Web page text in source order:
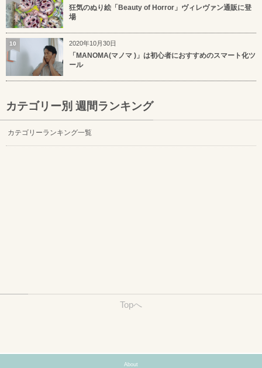
狂気のぬり絵「Beauty of Horror」ヴィレヴァン通販に登
場
2020年10月30日
「MANOMA(マノマ )」は初心者におすすめのスマート化ツ
ール
10
カテゴリー別 週間ランキング
カテゴリーランキング一覧
Topへ
About